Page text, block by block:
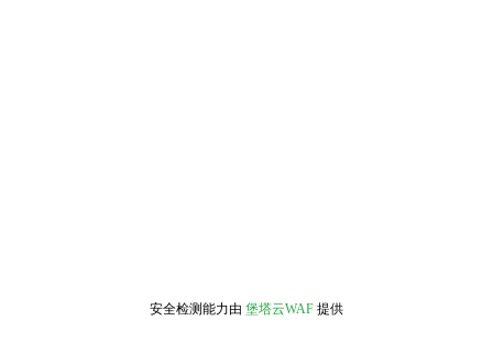
安全检测能力由 堡塔云WAF 提供